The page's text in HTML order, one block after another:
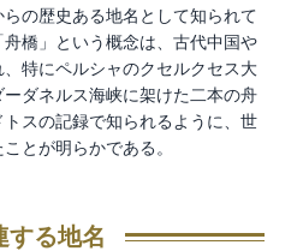
の歴史ある地名として知られて
橋」という概念は、古代中国や
特にペルシャのクセルクセス大
ダネルス海峡に架けた二本の舟
スの記録で知られるように、世
とが明らかである。
する地名